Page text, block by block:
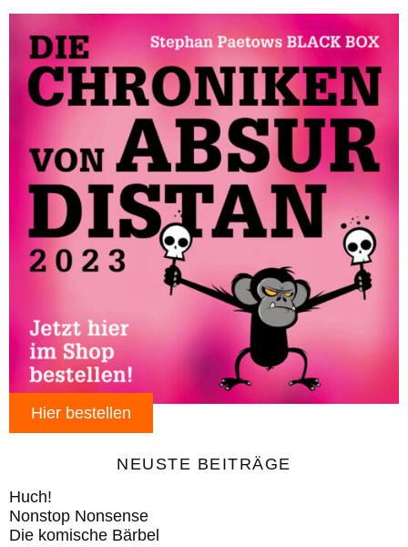
Hier bestellen
NEUSTE BEITRÄGE
Huch!
Nonstop Nonsense
Die komische Bärbel